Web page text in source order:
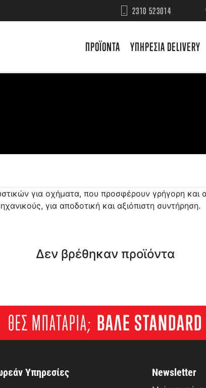
2310 523014
ΠΡΟΪΟΝΤΑ ΥΠΗΡΕΣΙΑ DELIVERY
για οχήματα, που προσφέρουν γρήγορη
για αποδοτική και αξιόπιστη συντήρηση.
Δεν βρέθηκαν προϊόντα
ΘΕΣ ΜΠΑΤΑΡΙΑ; ΒΑΛΕ STANDARD
Υπηρεσίες Newsletter